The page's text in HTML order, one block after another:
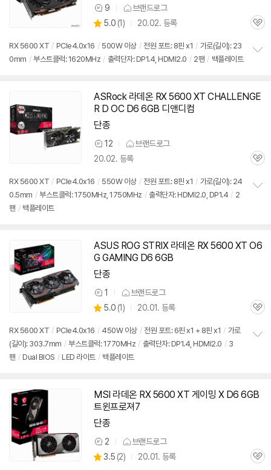
상
품
견
9 브랜드로그
별
점
5.0 (상
리
뷰
1) 20.02. 등록
관
RX 5600 XT / PCIe4.0x16 / 500W 이상 / 전원 포트: 8핀 x1 / 가로(길이): 23
0mm / 부스트클럭: 1620MHz / 출력단자: DP1.4, HDMI2.0 / 2팬 / 백플레이트
치
ASRock 라데온 RX 5600 XT CHALLENGE
R D OC D6 6GB 디앤디컴
단종
상
품
견
12
브랜드로그
20.02. 등록
관
RX 5600 XT / PCIe4.0x16 / 550W 이상 / 전원 포트: 8핀 x1 / 가로(길이): 24
0.5mm / 부스트클럭: 1750MHz, 1750MHz / 출력단자: HDMI2.0, DP1.4 / 2
팬 / 백플레이트
기
ASUS ROG STRIX 라데온 RX 5600 XT O6
G GAMING D6 6GB
단종
상
품
견
1 브랜드로그
별
점
5.0 (상
리
뷰
1) 20.01. 등록
관
RX 5600 XT / PCIe4.0x16 / 450W 이상 / 전원 포트: 6핀 x1 + 8핀 x1 / 가로
(길이): 303.7mm / 부스트클럭: 1770MHz / 출력단자: DP1.4, HDMI2.0 / 3
팬 / Dual BIOS / LED 라이트 / 백플레이트
기
MSI 라데온 RX 5600 XT 게이밍 X D6 6GB
트윈프로져7
단종
상
품
2 브랜드로그
별
3.5 (상
2) 20.01. 등록
관